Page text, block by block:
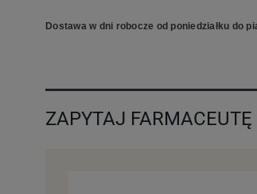
Dostawa w dni robocze od poniedziałku do
ZAPYTAJ FARMACEUTĘ